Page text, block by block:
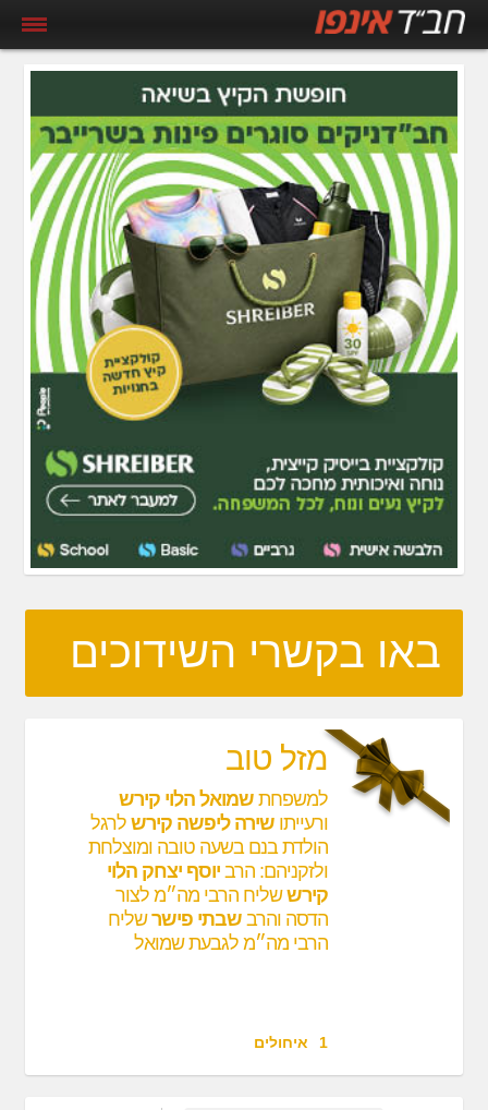
באו בקשרי השידוכים
מזל טוב
למשפחתשמואל הלוי קירש
ורעייתו שירה ליפשה קירש לרגל
הולדת בנם בשעה טובה ומוצלחת
ולזקניהם: הרביוסף יצחק הלוי
קירששליח הרבי מה״מ לצור
הדסה והרבשבתי פישרשליח
הרבי מה״מ לגבעת שמואל
1 איחולים